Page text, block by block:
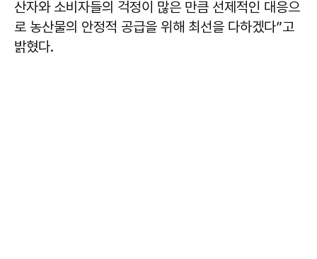
산자와 소비자들의 걱정이 많은 만큼 선제적인 대응으
로 농산물의 안정적 공급을 위해 최선을 다하겠다”고
밝혔다.